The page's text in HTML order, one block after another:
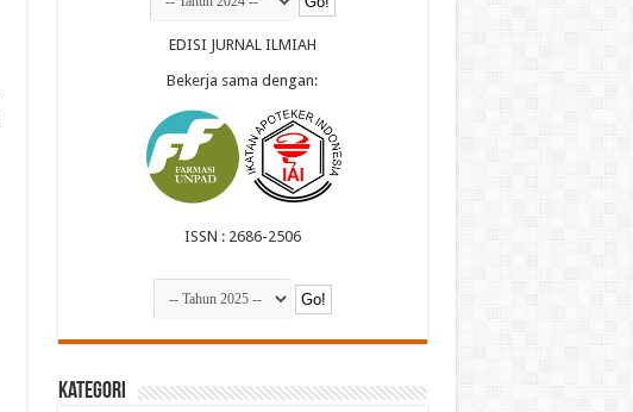
EDISI JURNAL ILMIAH
Bekerja sama dengan:
ISSN : 2686-2506
Kategori